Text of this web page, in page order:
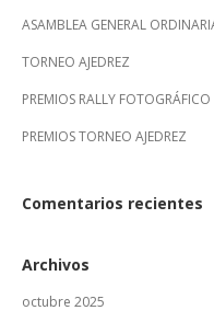
ASAMBLEA GENERAL
TORNEO AJEDREZ
PREMIOS RALLY
PREMIOS TORNEO AJEDREZ
Comentarios recientes
Archivos
octubre 2025